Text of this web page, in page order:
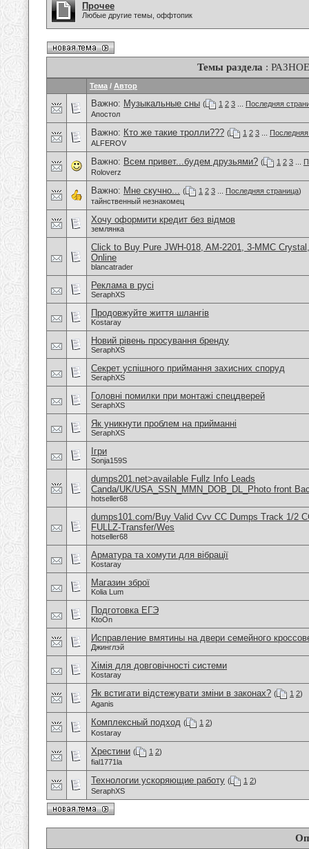
Прочее
Любые другие темы, оффтопик
Темы раздела : РАЗНОЕ
Тема / Автор
Важно: Музыкальные сны ( 1 2 3
Последняя
Апостол
Важно: Кто же такие тролли??? ( 1 2 3
ALFEROV
Важно: Всем привет...будем друзьями? ( 1 2 3
Roloverz
Важно: Мне скучно... ( 1 2 3 Последняя страница)
тайнственный незнакомец
Хочу оформити кредит без відмов
землянка
Click to Buy Pure JWH-018, AM-2201, 3-MMC
Online
blancatrader
Реклама в русі
SeraphXS
Продовжуйте життя шлангів
Kostaray
Новий рівень просування бренду
SeraphXS
Секрет успішного приймання захисних споруд
SeraphXS
Головні помилки при монтажі спецдверей
SeraphXS
Як уникнути проблем на прийманні
SeraphXS
Ігри
Sonja159S
dumps201.net>available Fullz Info Leads
Canda/UK/USA_SSN_MMN_DOB_DL_Photo front
hotseller68
dumps101.com/Buy Valid Cvv CC Dumps Track 1/2
FULLZ-Transfer/Wes
hotseller68
Арматура та хомути для вібрації
Kostaray
Магазин зброї
Kolia Lum
Подготовка ЕГЭ
KtoOn
Исправление вмятины на двери семейного
Джинглэй
Хімія для довговічності системи
Kostaray
Як встигати відстежувати зміни в законах? ( 1 2)
Aganis
Комплексный подход ( 1 2)
Kostaray
Хрестини ( 1 2)
fial1771la
Технологии ускоряющие работу ( 1 2)
SeraphXS